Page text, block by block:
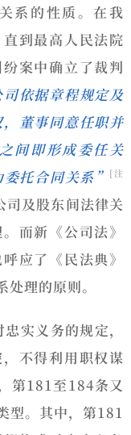
系的性质。在我
到最高人民法院
案中确立了裁判
依据章程规定及
董事同意任职并
间即形成委任关
托合同关系” [注
司及股东间法律关
。而新《公司法》
应了《民法典》
理的原则。
实义务的规定，
不得利用职权谋
第181至184条又
型。其中，第181